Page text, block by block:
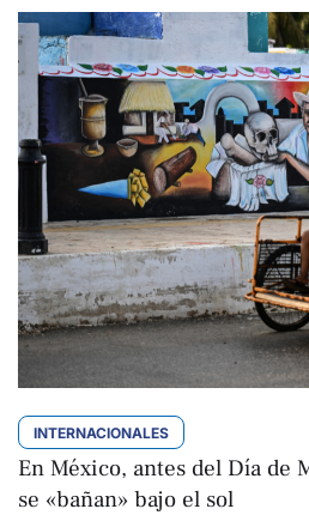
INTERNACIONALES
En México, antes del Día de
se «bañan» bajo el sol